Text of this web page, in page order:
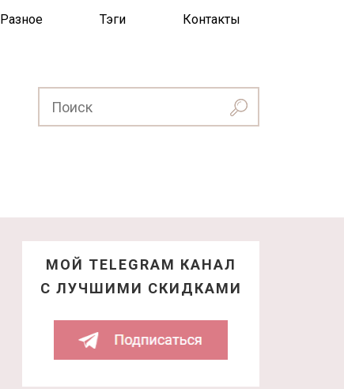
Разное Тэги Контакты
МОЙ TELEGRAM КАНАЛ
С ЛУЧШИМИ СКИДКАМИ